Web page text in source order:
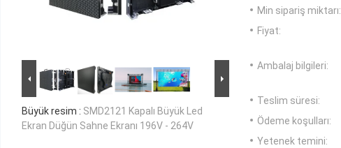
Büyük resim : SMD2121 Kapalı Büyük Led
Ekran Düğün Sahne Ekranı 196V - 264V
Min sipariş miktarı:
Fiyat:
Ambalaj bilgileri:
Teslim süresi:
Ödeme koşulları:
Yetenek temini: